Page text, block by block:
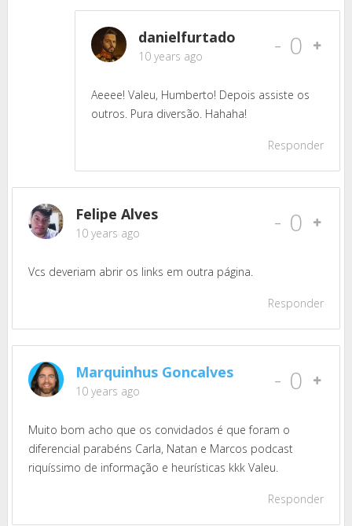
danielfurtado
10 years ago - 0
Aeeee! Valeu, Humberto! Depois assiste os
outros. Pura diversão. Hahaha!
Responder
Felipe Alves
10 years ago - 0
Vcs deveriam abrir os links em outra página.
Responder
Marquinhus Goncalves
10 years ago - 0
Muito bom acho que os convidados é que foram o
diferencial parabéns Carla, Natan e Marcos podcast
riquíssimo de informação e heurísticas kkk Valeu.
Responder